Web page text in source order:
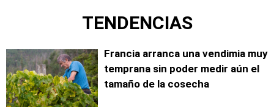
TENDENCIAS
Francia arranca una vendimia muy
temprana sin poder medir aún el
tamaño de la cosecha